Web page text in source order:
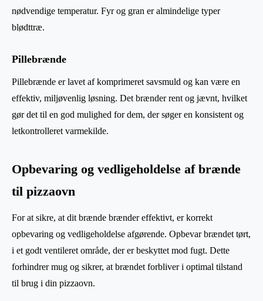
nødvendige temperatur. Fyr og gran er almindelige typer
blødttræ.
Pillebrænde
Pillebrænde er lavet af komprimeret savsmuld og kan være en
effektiv, miljøvenlig løsning. Det brænder rent og jævnt, hvilket
gør det til en god mulighed for dem, der søger en konsistent og
letkontrolleret varmekilde.
Opbevaring og vedligeholdelse af brænde
til pizzaovn
For at sikre, at dit brænde brænder effektivt, er korrekt
opbevaring og vedligeholdelse afgørende. Opbevar brændet tørt,
i et godt ventileret område, der er beskyttet mod fugt. Dette
forhindrer mug og sikrer, at brændet forbliver i optimal tilstand
til brug i din pizzaovn.